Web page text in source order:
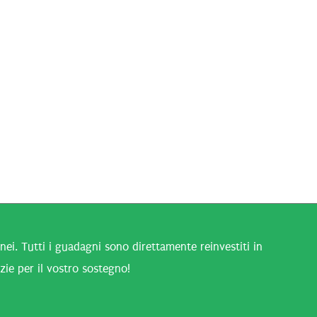
Tutti i guadagni sono direttamente reinvestiti in
per il vostro sostegno!